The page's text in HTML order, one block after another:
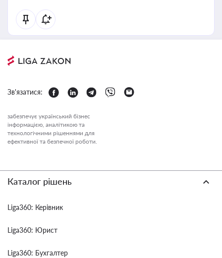
Зв'язатися:
забезпечує український бізнес
інформацією, аналітикою та
технологічними рішеннями для
ефективної та безпечної роботи.
Каталог рішень
Liga360: Керівник
Liga360: Юрист
Liga360: Бухгалтер